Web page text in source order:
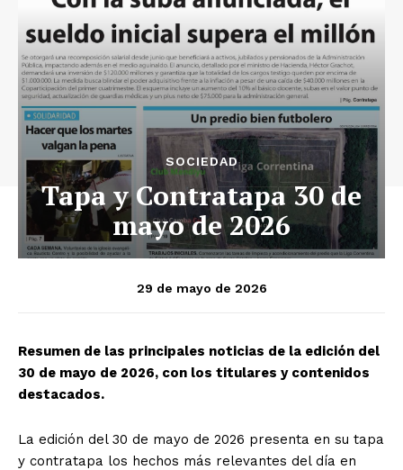
SOCIEDAD
Tapa y Contratapa 30 de
mayo de 2026
29 de mayo de 2026
Resumen de las principales noticias de la edición del
30 de mayo de 2026, con los titulares y contenidos
destacados.
La edición del 30 de mayo de 2026 presenta en su tapa
y contratapa los hechos más relevantes del día en